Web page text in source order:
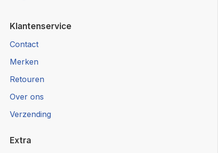
Klantenservice
Contact
Merken
Retouren
Over ons
Verzending
Extra